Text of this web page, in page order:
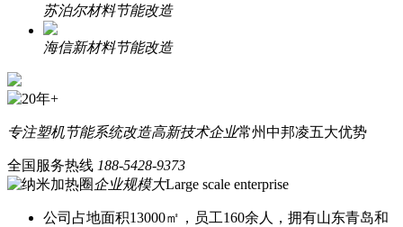
苏泊尔材料节能改造
海信新材料节能改造
专注塑机节能系统改造高新技术企业常州中邦凌五大优势
全国服务热线 188-5428-9373
企业规模大Large scale enterprise
公司占地面积13000㎡，员工160余人，拥有山东青岛和